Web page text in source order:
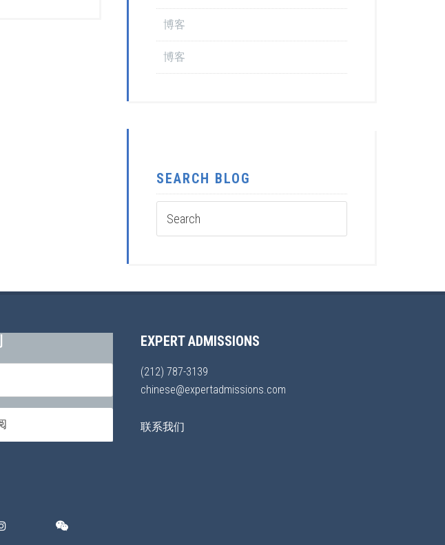
博客
博客
SEARCH BLOG
EXPERT ADMISSIONS
(212) 787-3139
chinese@expertadmissions.com
联系我们